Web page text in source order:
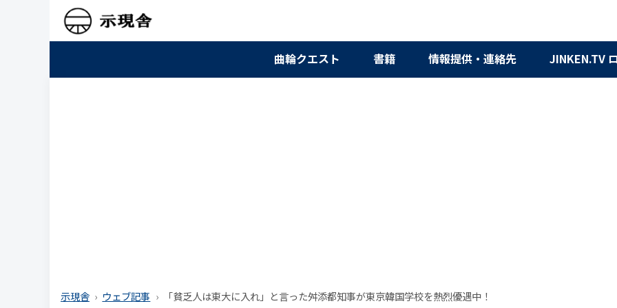
曲輪クエスト 書籍 情報提供・連絡先 JINKEN.TV
示現舎 ウェブ記事 「貧乏人は東大に入れ」と言った舛添都知事が東京韓国学校を熱烈優遇中！